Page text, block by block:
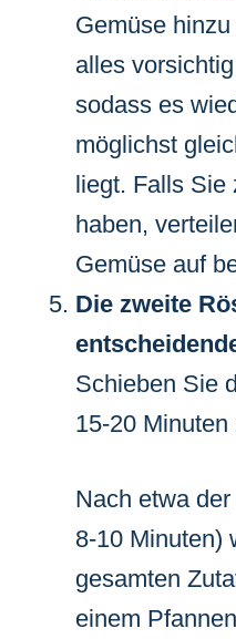
Gemüse
alles
sodass es
möglichst
liegt. Falls Sie
haben,
Gemüse auf
Die zweite
Schieben Sie
15-20
Nach etwa
8-10 Minuten)
gesamten
einem